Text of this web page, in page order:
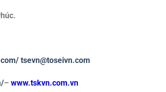
tsevn@toseivn.com
– www.tskvn.com.vn